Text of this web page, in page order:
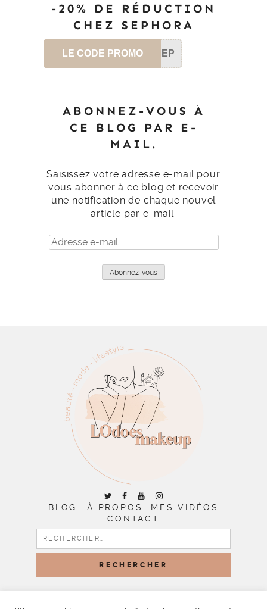
-20% DE RÉDUCTION
CHEZ SEPHORA
LE CODE PROMO SEP
ABONNEZ-VOUS À
CE BLOG PAR E-
MAIL.
Saisissez votre adresse e-mail pour
vous abonner à ce blog et recevoir
une notification de chaque nouvel
article par e-mail.
Adresse
e-
Abonnez-vous
BLOG À PROPOS
MES VIDÉOS
CONTACT
RECHERCHER :